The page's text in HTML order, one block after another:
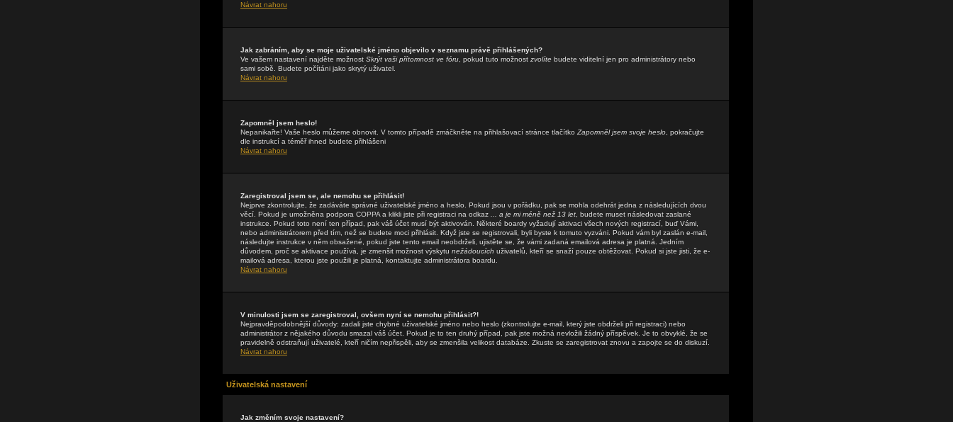
Návrat nahoru
Jak zabráním, aby se moje uživatelské jméno objevilo v seznamu právě přihlášených?
Ve vašem nastavení najděte možnost Skrýt vaši přítomnost ve fóru , pokud tuto možnost zvolíte budete viditelní jen pro administrátory nebo
sami sobě. Budete počítáni jako skrytý uživatel.
Návrat nahoru
Zapomněl jsem heslo!
Nepanikařte! Vaše heslo můžeme obnovit. V tomto případě zmáčkněte na přihlašovací stránce tlačítko Zapomněl jsem svoje heslo , pokračujte
dle instrukcí a téměř ihned budete přihlášeni
Návrat nahoru
Zaregistroval jsem se, ale nemohu se přihlásit!
Nejprve zkontrolujte, že zadáváte správné uživatelské jméno a heslo. Pokud jsou v pořádku, pak se mohla odehrát jedna z následujících dvou
věcí. Pokud je umožněna podpora COPPA a klikli jste při registraci na odkaz
... a je mi méně než 13 let , budete muset následovat zaslané
instrukce. Pokud toto není ten případ, pak váš účet musí být aktivován. Některé boardy vyžadují aktivaci všech nových registrací, buď Vámi,
nebo administrátorem před tím, než se budete moci přihlásit. Když jste se registrovali, byli byste k tomuto vyzváni. Pokud vám byl zaslán e-mail,
následujte instrukce v něm obsažené, pokud jste tento email neobdrželi, ujistěte se, že vámi zadaná emailová adresa je platná. Jedním
důvodem, proč se aktivace používá, je zmenšit možnost výskytu nežádoucích uživatelů, kteří se snaží pouze obtěžovat. Pokud si jste jisti, že e-
mailová adresa, kterou jste použili je platná, kontaktujte administrátora boardu.
Návrat nahoru
V minulosti jsem se zaregistroval, ovšem nyní se nemohu přihlásit?!
Nejpravděpodobnější důvody: zadali jste chybné uživatelské jméno nebo heslo (zkontrolujte e-mail, který jste obdrželi při registraci) nebo
administrátor z nějakého důvodu smazal váš účet. Pokud je to ten druhý případ, pak jste možná nevložili žádný příspěvek. Je to obvyklé, že se
pravidelně odstraňují uživatelé, kteří ničím nepřispěli, aby se zmenšila velikost databáze. Zkuste se zaregistrovat znovu a zapojte se do diskuzí.
Návrat nahoru
Uživatelská nastavení
Jak změním svoje nastavení?